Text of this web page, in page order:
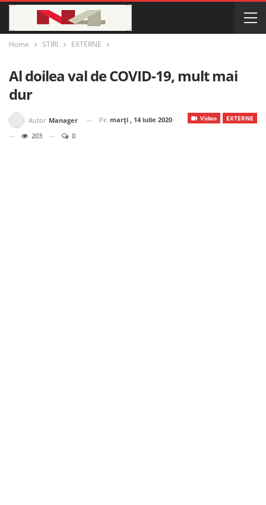
Home STIRI EXTERNE
Al doilea val de COVID-19, mult mai
dur
Video EXTERNE
Autor Manager Pe marți , 14 iulie 2020
203
0